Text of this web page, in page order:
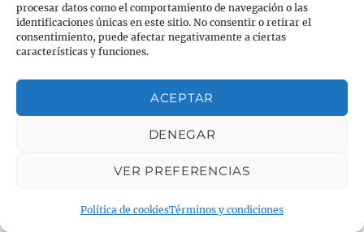
procesar datos como el comportamiento de navegación o las
identificaciones únicas en este sitio. No consentir o retirar el
consentimiento, puede afectar negativamente a ciertas
características y funciones.
ACEPTAR
DENEGAR
VER PREFERENCIAS
Política de cookiesTérminos y condiciones
Utilizar gafas de sol en el exterior y
mascarilla que cubra nariz y boca en días de
alta polinización.
Viajar con las ventanillas del coche subidas.
Usar filtro antipolen en el coche y
polinización.